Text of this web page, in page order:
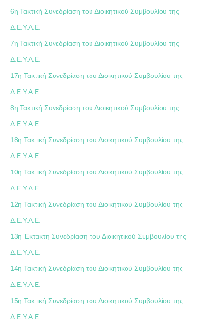
6η Τακτική Συνεδρίαση του Διοικητικού Συμβουλίου της
Δ.Ε.Υ.Α.Ε.
7η Τακτική Συνεδρίαση του Διοικητικού Συμβουλίου της
Δ.Ε.Υ.Α.Ε.
17η Τακτική Συνεδρίαση του Διοικητικού Συμβουλίου της
Δ.Ε.Υ.Α.Ε.
8η Τακτική Συνεδρίαση του Διοικητικού Συμβουλίου της
Δ.Ε.Υ.Α.Ε.
18η Τακτική Συνεδρίαση του Διοικητικού Συμβουλίου της
Δ.Ε.Υ.Α.Ε.
10η Τακτική Συνεδρίαση του Διοικητικού Συμβουλίου της
Δ.Ε.Υ.Α.Ε.
12η Τακτική Συνεδρίαση του Διοικητικού Συμβουλίου της
Δ.Ε.Υ.Α.Ε.
13η Έκτακτη Συνεδρίαση του Διοικητικού Συμβουλίου της
Δ.Ε.Υ.Α.Ε.
14η Τακτική Συνεδρίαση του Διοικητικού Συμβουλίου της
Δ.Ε.Υ.Α.Ε.
15η Τακτική Συνεδρίαση του Διοικητικού Συμβουλίου της
Δ.Ε.Υ.Α.Ε.